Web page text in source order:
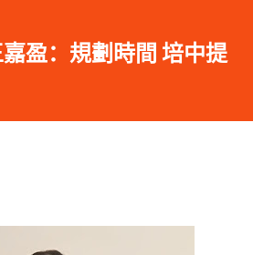
盈：規劃時間 培中提